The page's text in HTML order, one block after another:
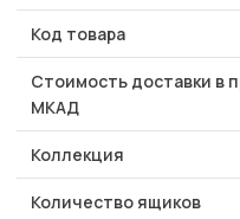
Код товара
Стоимость доставки в
МКАД
Коллекция
Количество ящиков